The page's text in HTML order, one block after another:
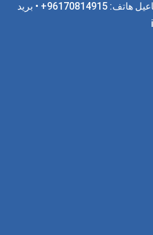
المشرف على الموقع : أ. د. عصام إسماعيل هاتف: 96170814915+ • بريد